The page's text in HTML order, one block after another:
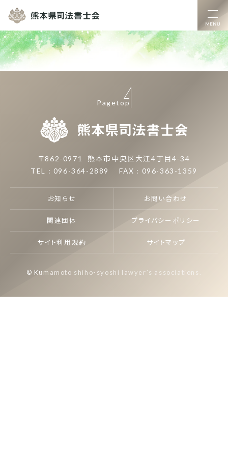
熊本県司法書士
〒862-0971
熊本市中央区大江4丁目4-34
TEL : 096-364-2889
FAX : 096-363-1359
お知らせ お問い合わせ
関連団体 プライバシーポリシー
サイト利用規約 サイトマップ
Pagetop
© Kumamoto shiho-syoshi lawyer's associations.